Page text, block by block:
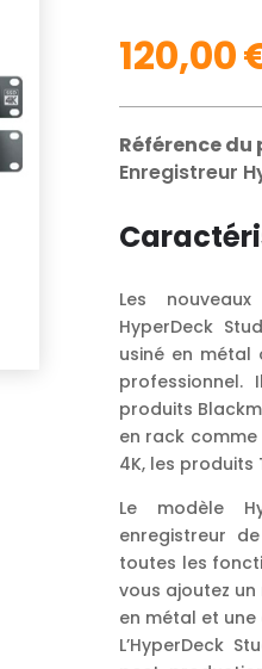
120,00
Référence du
Enregistreur
Les
HyperDeck
usiné en
professionnel.
produits
en rack comme
4K, les produits
Le modèle
enregistreur
toutes les
vous ajoutez
en métal et
L’HyperDeck